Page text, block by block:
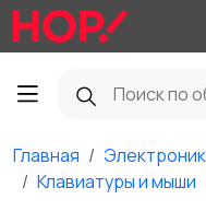
Главная
Клавиатуры и мыши